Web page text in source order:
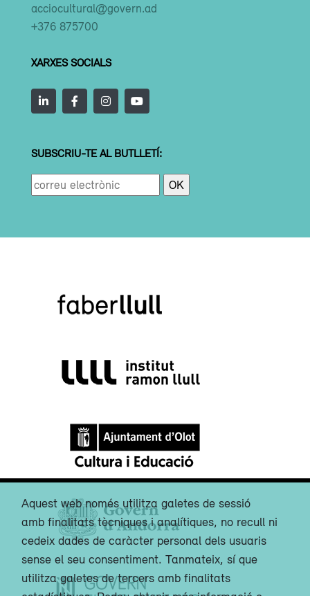
acciocultural@govern.ad
+376 875700
XARXES SOCIALS
SUBSCRIU-TE AL BUTLLETÍ:
Aquest web només utilitza galetes de sessió
amb finalitats tècniques i analítiques, no recull ni
cedeix dades de caràcter personal dels usuaris
sense el seu consentiment. Tanmateix, sí que
utilitza galetes de tercers amb finalitats